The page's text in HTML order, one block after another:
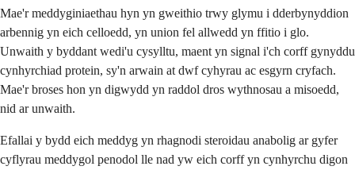
Mae'r meddyginiaethau hyn yn gweithio trwy glymu i dderbynyddion
arbennig yn eich celloedd, yn union fel allwedd yn ffitio i glo.
Unwaith y byddant wedi'u cysylltu, maent yn signal i'ch corff gynyddu
cynhyrchiad protein, sy'n arwain at dwf cyhyrau ac esgyrn cryfach.
Mae'r broses hon yn digwydd yn raddol dros wythnosau a misoedd,
nid ar unwaith.
Efallai y bydd eich meddyg yn rhagnodi steroidau anabolig ar gyfer
cyflyrau meddygol penodol lle nad yw eich corff yn cynhyrchu digon